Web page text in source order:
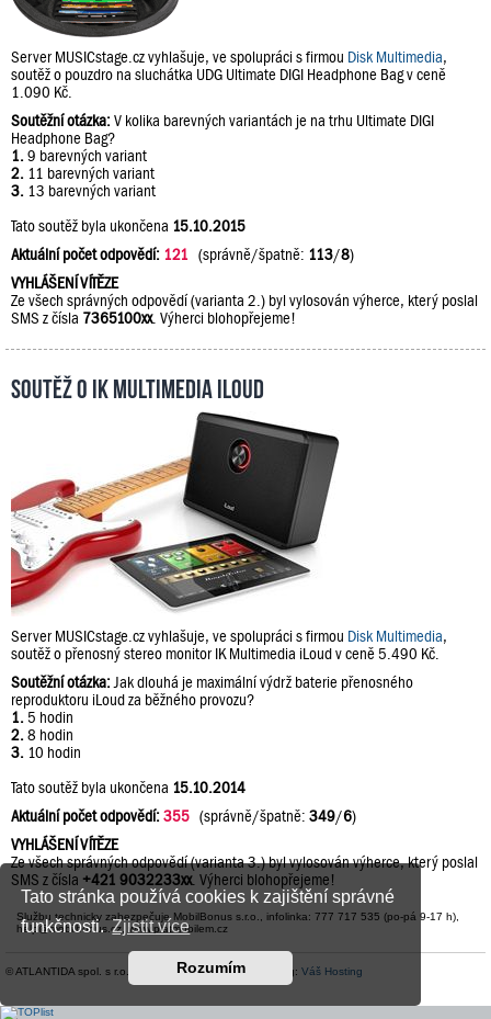
Tato stránka používá cookies k zajištění správné
funkčnosti.Zjistit více
Rozumím
Server MUSICstage.cz vyhlašuje, ve spolupráci s firmou Disk Multimedia,
soutěž o pouzdro na sluchátka UDG Ultimate DIGI Headphone Bag v ceně
1.090 Kč.
Soutěžní otázka:V kolika barevných variantách je na trhu Ultimate DIGI
Headphone Bag?
1. 9 barevných variant
2. 11 barevných variant
3. 13 barevných variant
Tato soutěž byla ukončena 15.10.2015
Aktuální počet odpovědí: 121 (správně/špatně: 113/8)
VYHLÁŠENÍ VÍTĚZE
Ze všech správných odpovědí (varianta 2.) byl vylosován výherce, který poslal
SMS z čísla 7365100xx. Výherci blohopřejeme!
Soutěž o IK Multimedia iLoud
Server MUSICstage.cz vyhlašuje, ve spolupráci s firmou Disk Multimedia,
soutěž o přenosný stereo monitor IK Multimedia iLoud v ceně 5.490 Kč.
Soutěžní otázka: Jak dlouhá je maximální výdrž baterie přenosného
reproduktoru iLoud za běžného provozu?
1. 5 hodin
2. 8 hodin
3. 10 hodin
Tato soutěž byla ukončena 15.10.2014
Aktuální počet odpovědí:355 (správně/špatně: 349/6)
VYHLÁŠENÍ VÍTĚZE
Ze všech správných odpovědí (varianta 3.) byl vylosován výherce, který poslal
SMS z čísla +421 9032233xx. Výherci blohopřejeme!
Službu technicky zabezpečuje MobilBonus s.r.o., infolinka: 777 717 535 (po-pá 9-17 h),
help@mobilbonus.cz, www.platmobilem.cz
© ATLANTIDA spol. s r.o. | Kontaktní údaje| Hosting: Váš Hosting